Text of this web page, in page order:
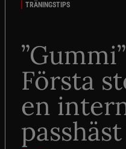
TRÄNINGSTIPS
Första
en
passhäst